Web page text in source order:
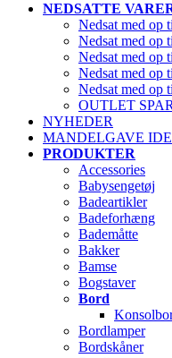
NEDSATTE
Nedsat med op
Nedsat med op
Nedsat med op
Nedsat med op
Nedsat med op
OUTLET
NYHEDER
MANDELGAVE IDE
PRODUKTER
Accessories
Babysengetøj
Badeartikler
Badeforhæng
Bademåtte
Bakker
Bamse
Bogstaver
Bord
Bordlamper
Bordskåner